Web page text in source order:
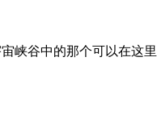
峡谷中的那个可以在这